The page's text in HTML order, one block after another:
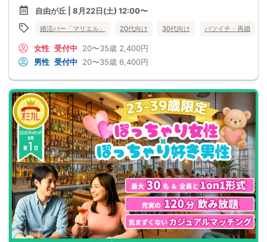
自由が丘 | 8月22日(土) 12:00〜
婚活バー「マリエル」 20代向け 30代向け バツイチ・再婚
女性 受付中 20〜35歳 2,400円
男性 受付中 20〜35歳 6,400円